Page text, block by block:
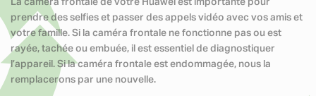
La caméra frontale de votre Huawei est importante pour
prendre des selfies et passer des appels vidéo avec vos amis et
votre famille. Si la caméra frontale ne fonctionne pas ou est
rayée, tachée ou embuée, il est essentiel de diagnostiquer
l’appareil. Si la caméra frontale est endommagée, nous la
remplacerons par une nouvelle.